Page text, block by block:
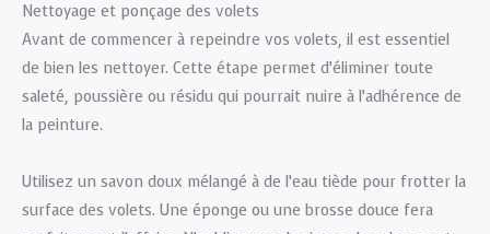
Nettoyage et ponçage des volets
Avant de commencer à repeindre vos volets, il est essentiel
de bien les nettoyer. Cette étape permet d’éliminer toute
saleté, poussière ou résidu qui pourrait nuire à l’adhérence de
la peinture.
Utilisez un savon doux mélangé à de l’eau tiède pour frotter la
surface des volets. Une éponge ou une brosse douce fera